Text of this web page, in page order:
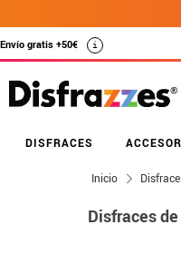
Envío gratis +50€ i
DISFRACES
Inicio
Disfraces